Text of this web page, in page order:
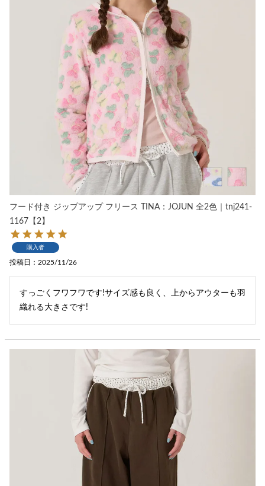
フード付き ジップアップ フリース TINA：JOJUN 全2色｜tnj241-
1167【2】
購入者
投稿日 2025/11/26
すっごくフワフワです!サイズ感も良く、上からアウターも羽
織れる大きさです!